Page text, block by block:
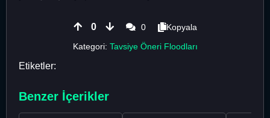
0 0
Kopyala
Kategori: Tavsiye Öneri Floodları
Etiketler:
Benzer İçerikler